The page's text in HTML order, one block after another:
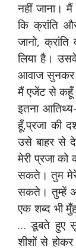
नहीं जाना।
कि क्रांति
जानो,
लिया है।
आवाज सुनकर
मैं एजेंट से कहूँ
इतना
हूँ,प्रजा की
उसे बाहर से
मेरी प्रजा को
सकते। तुम मेरे
सकते। तुम्हें
एक शब्द भी
… डूबते हुए
शीशों से